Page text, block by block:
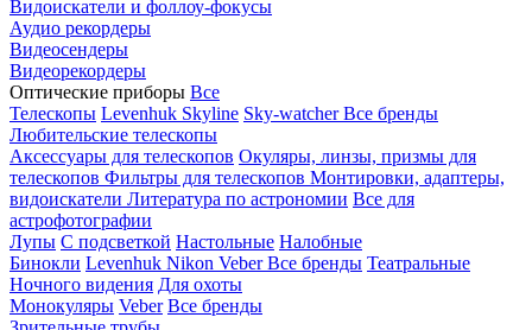
Видоискатели и фоллоу-фокусы
Аудио рекордеры
Видеосендеры
Видеорекордеры
Оптические приборы Все
Телескопы Levenhuk Skyline Sky-watcherВсе бренды
Любительские телескопы
Аксессуары для телескопов Окуляры, линзы, призмы для
телескопов Фильтры для телескопов Монтировки, адаптеры,
видоискатели Литература по астрономии Все для
астрофотографии
Лупы С подсветкой Настольные Налобные
Бинокли Levenhuk Nikon VeberВсе бренды Театральные
Ночного видения Для охоты
Монокуляры Veber Все бренды